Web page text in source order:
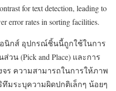
for text detection, leading to
error rates in sorting facilities.
นิกส์ อุปกรณ์ชิ้นนี้ถูกใช้ในการ
น (Pick and Place) และการ
ร ความสามารถในการให้ภาพ
มระบุความผิดปกติเล็กๆ น้อยๆ